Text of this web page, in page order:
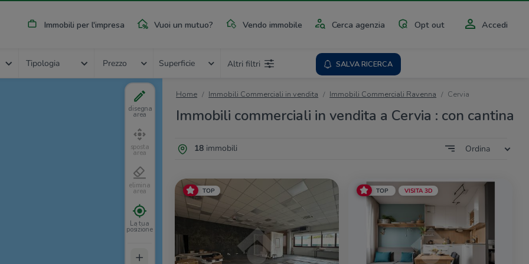
Immobili per l'impresa Vuoi un mutuo? Vendo immobile Cerca agenzia Opt out Accedi
Tipologia Prezzo Superficie Altri filtri SALVA RICERCA
Home Immobili Commerciali in vendita Immobili Commerciali Ravenna Cervia
Immobili commerciali in vendita a Cervia : con cantina
18immobili Ordina
TOP TOP VISITA 3D
disegna
area
sposta
area
elimina
area
La tua
posizione
+